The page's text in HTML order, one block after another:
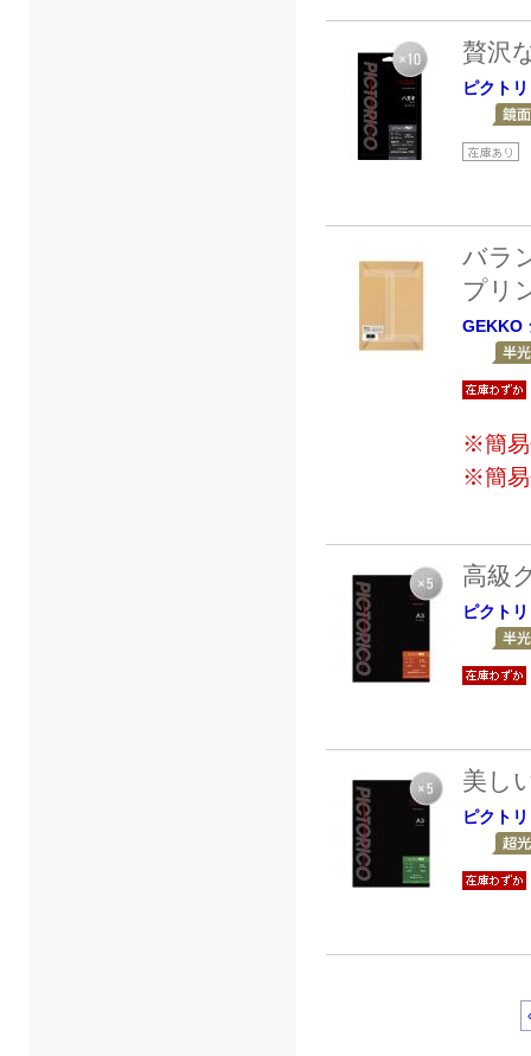
贅沢
ピクト
バラ
プリ
GEKKO
※簡易
※簡易
高級
ピクト
美し
ピクト